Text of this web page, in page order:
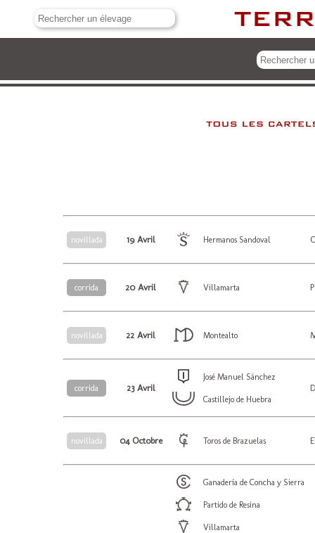
novillada 19 Avril Hermanos Sandoval
corrida 20 Avril Villamarta
novillada 22 Avril Montealto
corrida 23 Avril
José Manuel Sánchez
Castillejo de Huebra
novillada 04 Octobre Toros de Brazuelas
Ganadería de Concha y Sierra
Partido de Resina
Villamarta